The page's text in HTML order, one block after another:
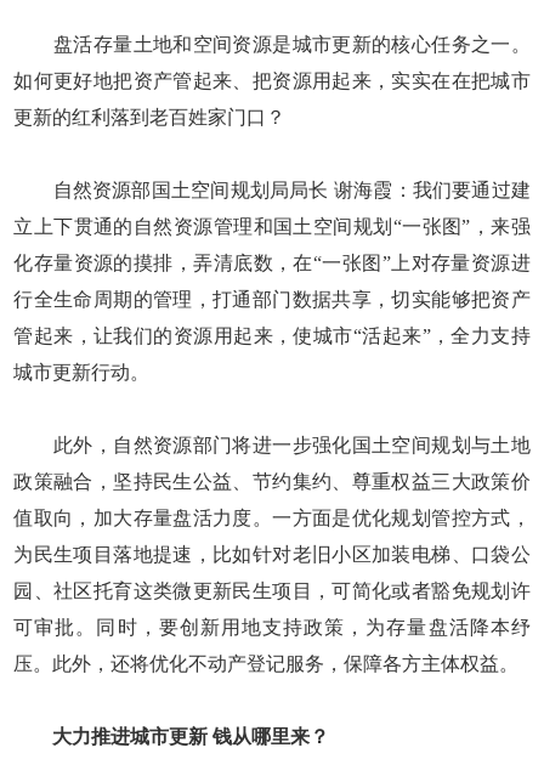
盘活存量土地和空间资源是城市更新的核心任务之一。
如何更好地把资产管起来、把资源用起来，实实在在把城市
更新的红利落到老百姓家门口？
自然资源部国土空间规划局局长 谢海霞：我们要通过建
立上下贯通的自然资源管理和国土空间规划“一张图”，来强
化存量资源的摸排，弄清底数，在“一张图”上对存量资源进
行全生命周期的管理，打通部门数据共享，切实能够把资产
管起来，让我们的资源用起来，使城市“活起来”，全力支持
城市更新行动。
此外，自然资源部门将进一步强化国土空间规划与土地
政策融合，坚持民生公益、节约集约、尊重权益三大政策价
值取向，加大存量盘活力度。一方面是优化规划管控方式，
为民生项目落地提速，比如针对老旧小区加装电梯、口袋公
园、社区托育这类微更新民生项目，可简化或者豁免规划许
可审批。同时，要创新用地支持政策，为存量盘活降本纾
压。此外，还将优化不动产登记服务，保障各方主体权益。
大力推进城市更新 钱从哪里来？